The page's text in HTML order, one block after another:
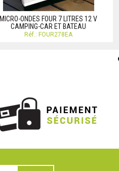
MICRO-ONDES FOUR 7 LITRES 12 V
CAMPING-CAR ET BATEAU
Réf.: FOUR278EA